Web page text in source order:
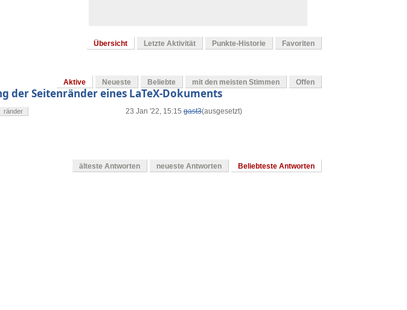
Übersicht Letzte Aktivität Punkte-Historie Favoriten
Aktive Neueste Beliebte mit den meisten Stimmen Offen
der Seitenränder eines LaTeX-Dokuments
23 Jan '22, 15:15 gast3(ausgesetzt)
ränder
älteste Antworten neueste Antworten Beliebteste Antworten